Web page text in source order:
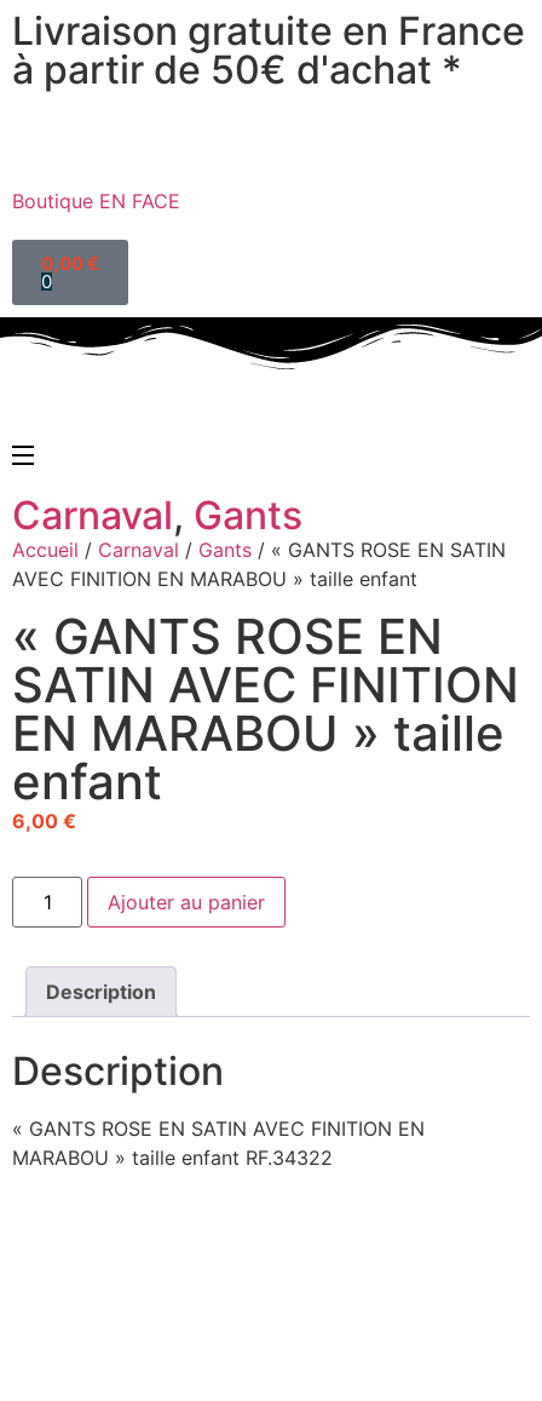
Livraison gratuite en France
à partir de 50€ d'achat *
Boutique EN FACE
0,00€
0
Carnaval, Gants
Accueil / Carnaval / Gants / « GANTS ROSE EN SATIN
AVEC FINITION EN MARABOU » taille enfant
« GANTS ROSE EN
SATIN AVEC FINITION
EN MARABOU » taille
enfant
6,00 €
Ajouter au panier
Description
Description
« GANTS ROSE EN SATIN AVEC FINITION EN
MARABOU » taille enfant RF.34322